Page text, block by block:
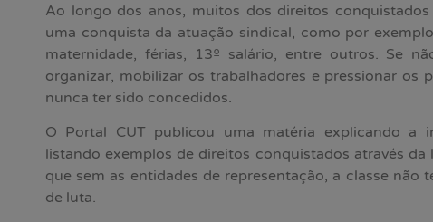
Ao longo dos anos, muitos dos direitos
uma conquista da atuação sindical, como por
maternidade, férias, 13º salário, entre outros. Se
organizar, mobilizar os trabalhadores e pressionar os
nunca ter sido concedidos.
O Portal CUT publicou uma matéria explicando a
listando exemplos de direitos conquistados através
que sem as entidades de representação, a classe não
de luta.